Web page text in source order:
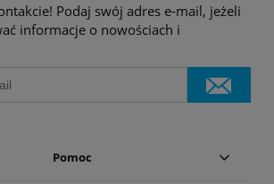
Podaj swój adres e-mail, jeżeli
informacje o nowościach i
Pomoc